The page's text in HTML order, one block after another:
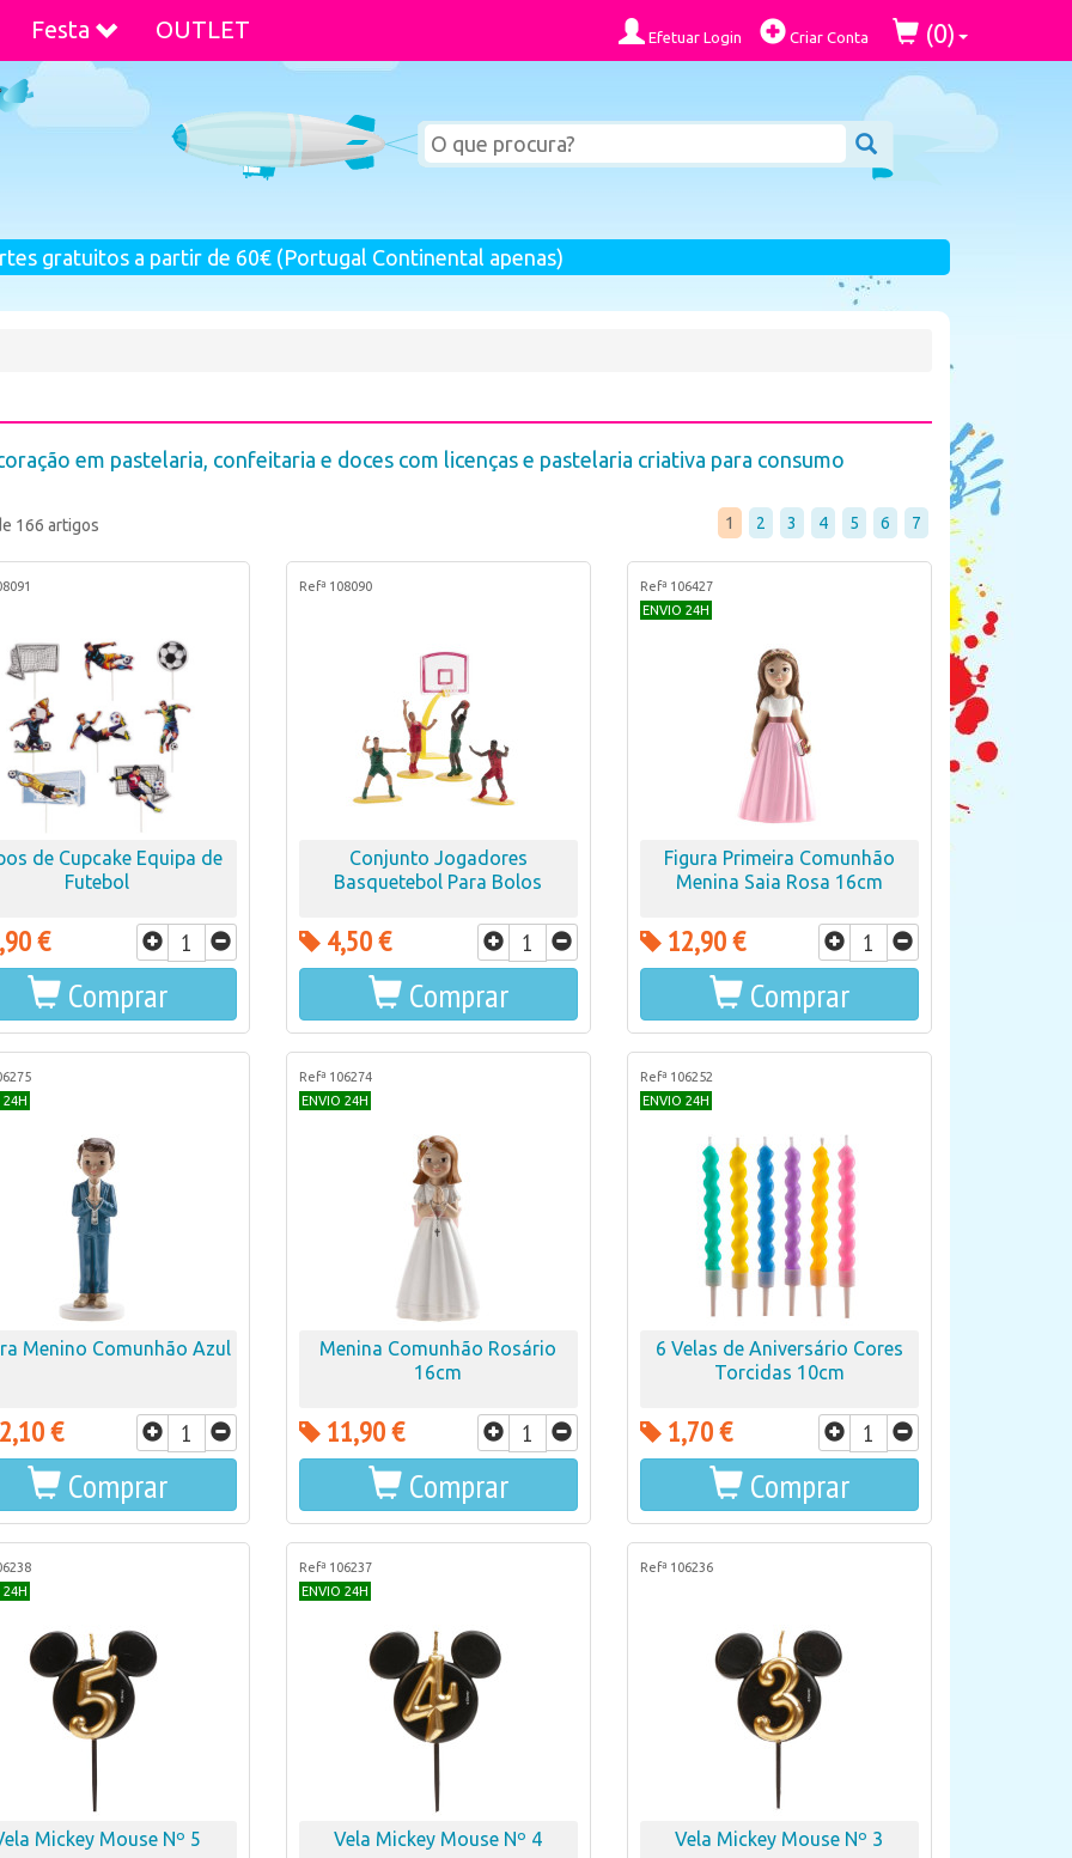
Festa OUTLET Efetuar Login Criar Conta (0)
gratuitos a partir de 60€ (Portugal Continental apenas)
em pastelaria, confeitaria e doces com licenças e pastelaria criativa para consumo
166 artigos 1 2 3 4 5 6 7
de Cupcake Equipa de
Futebol
€
Comprar
Refª 108090
Conjunto Jogadores
Basquetebol Para Bolos
4,50 €
Comprar
Refª 106427
ENVIO 24H
Figura Primeira Comunhão
Menina Saia Rosa 16cm
12,90 €
Comprar
24H
Menino Comunhão Azul
€
Comprar
Refª 106274
ENVIO 24H
Menina Comunhão Rosário
16cm
11,90 €
Comprar
Refª 106252
ENVIO 24H
6 Velas de Aniversário Cores
Torcidas 10cm
1,70 €
Comprar
24H
Mickey Mouse Nº 5
Refª 106237
ENVIO 24H
Vela Mickey Mouse Nº 4
Refª 106236
Vela Mickey Mouse Nº 3